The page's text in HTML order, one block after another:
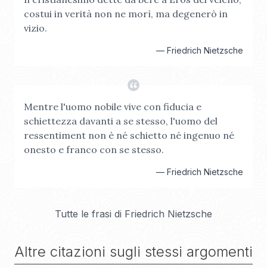
costui in verità non ne morì, ma degenerò in
vizio.
— Friedrich Nietzsche
Mentre l'uomo nobile vive con fiducia e
schiettezza davanti a se stesso, l'uomo del
ressentiment non è né schietto né ingenuo né
onesto e franco con se stesso.
— Friedrich Nietzsche
Tutte le frasi di Friedrich Nietzsche
Altre citazioni sugli stessi argomenti